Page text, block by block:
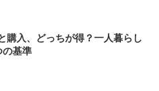
購入、どっちが得？一人暮らし
の基準